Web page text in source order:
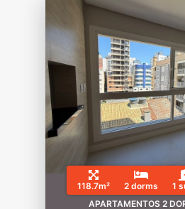
118.7m² 2 dorms 1
APARTAMENTOS 2